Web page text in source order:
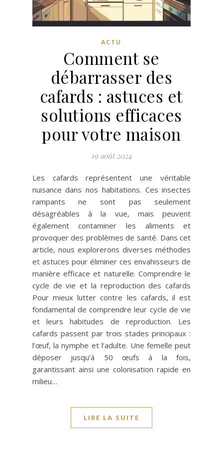
ACTU
Comment se
débarrasser des
cafards : astuces et
solutions efficaces
pour votre maison
19 août 2024
Les cafards représentent une véritable
nuisance dans nos habitations. Ces insectes
rampants ne sont pas seulement
désagréables à la vue, mais peuvent
également contaminer les aliments et
provoquer des problèmes de santé. Dans cet
article, nous explorerons diverses méthodes
et astuces pour éliminer ces envahisseurs de
manière efficace et naturelle. Comprendre le
cycle de vie et la reproduction des cafards
Pour mieux lutter contre les cafards, il est
fondamental de comprendre leur cycle de vie
et leurs habitudes de reproduction. Les
cafards passent par trois stades principaux :
l’œuf, la nymphe et l’adulte. Une femelle peut
déposer jusqu’à 50 œufs à la fois,
garantissant ainsi une colonisation rapide en
milieu…
LIRE LA SUITE